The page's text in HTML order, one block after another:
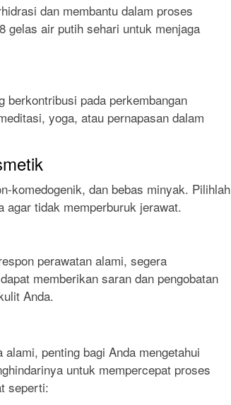
dan membantu dalam proses
gelas air putih sehari untuk menjaga
berkontribusi pada perkembangan
yoga, atau pernapasan dalam
komedogenik, dan bebas minyak. Pilihlah
agar tidak memperburuk jerawat.
perawatan alami, segera
memberikan saran dan pengobatan
Anda.
penting bagi Anda mengetahui
untuk mempercepat proses
seperti: